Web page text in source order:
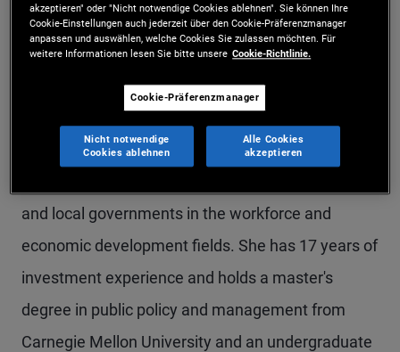
the U.S. Prior to joining PIMCO in 2021, she was
the head of ESG research at Gurtin Municipal Bond
Management, a PIMCO company. Prior to joining
Gurtin in 2012, Ms. Robare was a municipal credit
analyst at Moody's Investors Service, and
and local governments in the workforce and
economic development fields. She has 17 years of
investment experience and holds a master's
degree in public policy and management from
Carnegie Mellon University and an undergraduate
akzeptieren" oder "Nicht notwendige Cookies ablehnen". Sie können Ihre
Cookie-Einstellungen auch jederzeit über den Cookie-Präferenzmanager
anpassen und auswählen, welche Cookies Sie zulassen möchten. Für
weitere Informationen lesen Sie bitte unsere Cookie-Richtlinie.
Cookie-Präferenzmanager
Nicht notwendige
Cookies ablehnen
Alle Cookies
akzeptieren